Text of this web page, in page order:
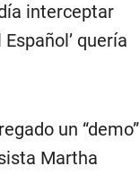
interceptar
quería
un “demo”
Martha